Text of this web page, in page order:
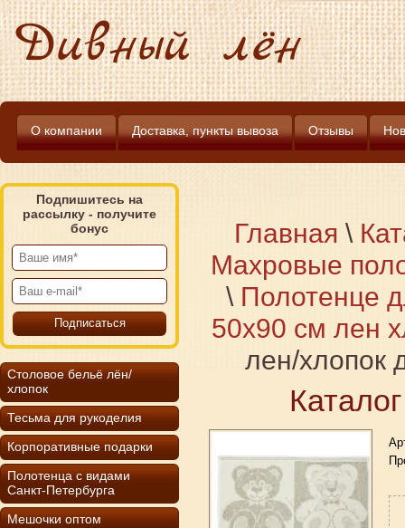
Дивный лён
О компании Доставка, пункты вывоза Отзывы
Подпишитесь на
рассылку - получите
бонус
Столовое бельё лён/
хлопок
Тесьма для рукоделия
Корпоративные подарки
Полотенца с видами
Санкт-Петербурга
Мешочки оптом
Главная \
Махровые
\ Полотенце
50х90 см лен
лен/хлопок